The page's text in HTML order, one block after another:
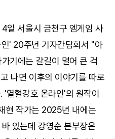
일 서울시 금천구 엠게임 사
' 20주년 기자간담회서 "아
기에는 갈길이 멀어 큰 걱
나면 이후의 이야기를 따로
열혈강호 온라인'의 원작이
현 작가는 2025년 내에는
있는데 강영순 본부장은